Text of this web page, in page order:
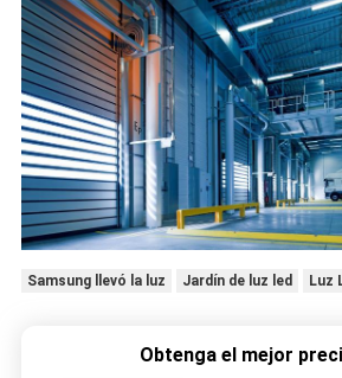
Samsung llevó la luz Jardín de luz led Luz
Obtenga el mejor